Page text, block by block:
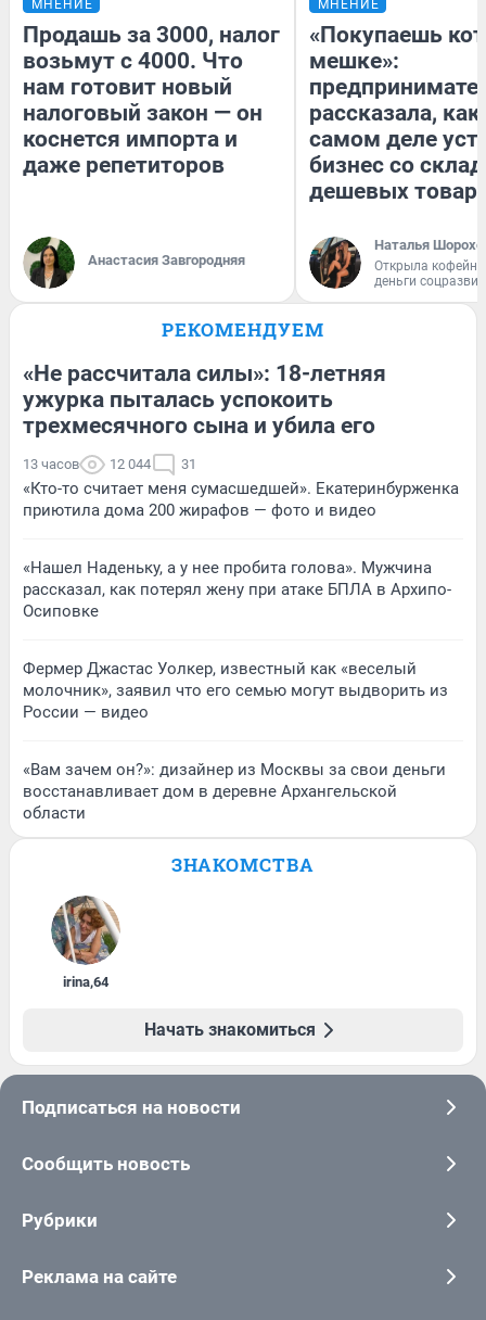
МНЕНИЕ
Продашь за 3000, налог
возьмут с 4000. Что
нам готовит новый
налоговый закон — он
коснется импорта и
даже репетиторов
Анастасия Завгородняя
МНЕНИЕ
«Покупаешь
мешке»:
рассказала, как
самом деле
бизнес со
дешевых
Наталья
Открыла
деньги
РЕКОМЕНДУЕМ
«Не рассчитала силы»: 18-летняя
ужурка пыталась успокоить
трехмесячного сына и убила его
13 часов 12 044 31
«Кто-то считает меня сумасшедшей». Екатеринбурженка
приютила дома 200 жирафов — фото и видео
«Нашел Наденьку, а у нее пробита голова». Мужчина
рассказал, как потерял жену при атаке БПЛА в Архипо-
Осиповке
Фермер Джастас Уолкер, известный как «веселый
молочник», заявил что его семью могут выдворить из
России — видео
«Вам зачем он?»: дизайнер из Москвы за свои деньги
восстанавливает дом в деревне Архангельской
области
ЗНАКОМСТВА
irina,64
Начать знакомиться
Подписаться на новости
Сообщить новость
Рубрики
Реклама на сайте